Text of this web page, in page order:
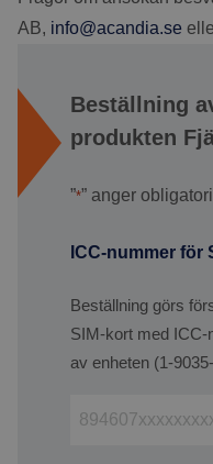
AB, info@acandia.se
Beställning
produkten
”*” anger
ICC-nummer för
Beställning görs
SIM-kort med ICC-
av enheten (1-